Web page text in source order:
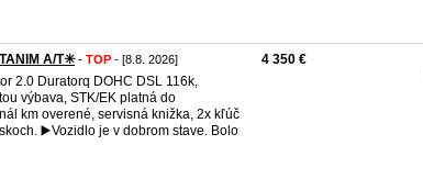
A/T✳️- TOP - [8.8. 2026]
2.0 Duratorq DOHC DSL 116k,
výbava, STK/EK platná do
km overené, servisná knižka, 2x kľúč
▶️Vozidlo je v dobrom stave. Bolo
4 350 €